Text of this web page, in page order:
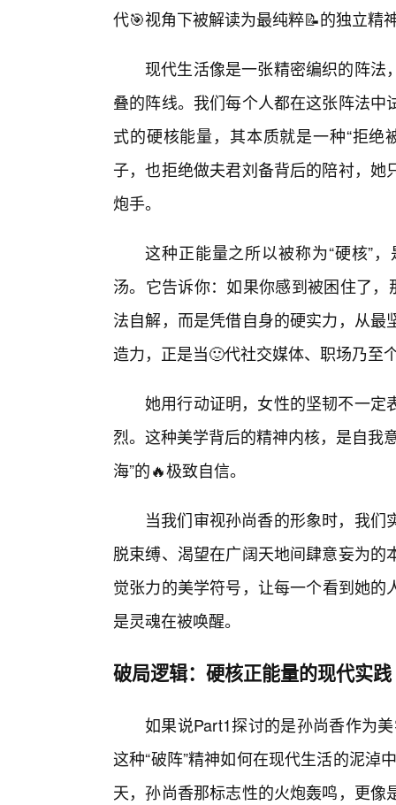
代🎯视角下被解读为最纯粹📝的独立精
现代生活像是一张精密编织的阵法
叠的阵线。我们每个人都在这张阵法
式的硬核能量，其本质就是一种“拒
子，也拒绝做夫君刘备背后的陪衬，
炮手。
这种正能量之所以被称为“硬核”
汤。它告诉你：如果你感到被困住了
法自解，而是凭借自身的硬实力，从
造力，正是当🙂代社交媒体、职场乃至
她用行动证明，女性的坚韧不一定
烈。这种美学背后的精神内核，是自我
海”的🔥极致自信。
当我们审视孙尚香的形象时，我
脱束缚、渴望在广阔天地间肆意妄为
觉张力的美学符号，让每一个看到她
是灵魂在被唤醒。
破局逻辑：硬核正能量的现代实践
如果说Part1探讨的是孙尚香作为
这种“破阵”精神如何在现代生活的泥淖
天，孙尚香那标志性的火炮轰鸣，更